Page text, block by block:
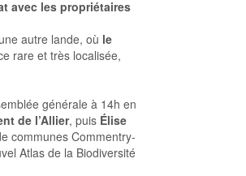
avec les propriétaires
autre lande, où le
rare et très localisée,
générale à 14h en
de l’Allier, puis Élise
communes Commentry-
Atlas de la Biodiversité